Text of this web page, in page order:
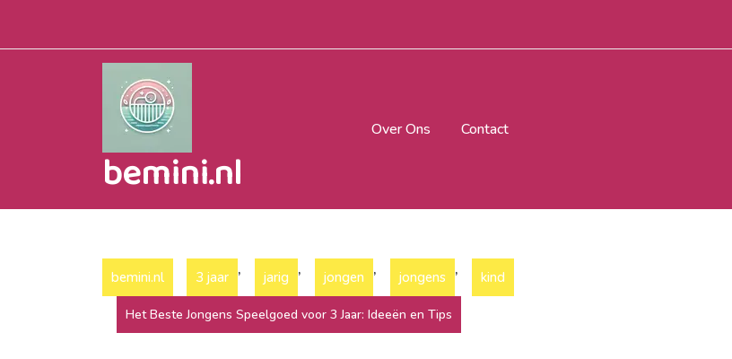
inhoud
bemini.nl
Over Ons Contact
bemini.nl 3 jaar , jarig , jongen , jongens , kind
Het Beste Jongens Speelgoed voor 3 Jaar: Ideeën en Tips